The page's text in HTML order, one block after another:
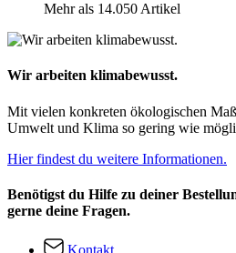
Mehr als 14.050 Artikel
Wir arbeiten klimabewusst.
Mit vielen konkreten ökologischen
Umwelt und Klima so gering wie
Hier findest du weitere Informationen.
Benötigst du Hilfe zu deiner
gerne deine Fragen.